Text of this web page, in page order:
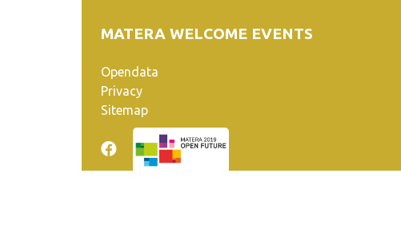
MATERA WELCOME EVENTS
Opendata
Privacy
Sitemap